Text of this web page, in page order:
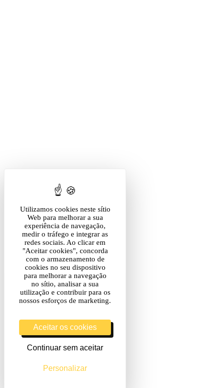
Utilizamos cookies neste sítio
Web para melhorar a sua
experiência de navegação,
medir o tráfego e integrar as
redes sociais. Ao clicar em
"Aceitar cookies", concorda
com o armazenamento de
cookies no seu dispositivo
para melhorar a navegação
no sítio, analisar a sua
utilização e contribuir para os
nossos esforços de marketing.
Aceitar os cookies
Continuar sem aceitar
Personalizar